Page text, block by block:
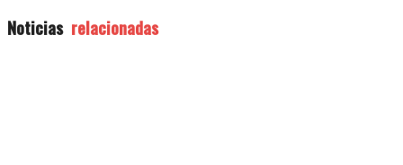
Noticias relacionadas